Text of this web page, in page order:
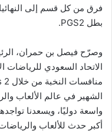
بطل PGS2.
وصرّح فيصل بن حمران،
الاتحاد السعودي للرياضات
الشهير في عالم الألعاب
واسعة دوليًا، ويسعدنا
أكبر حدث للألعاب